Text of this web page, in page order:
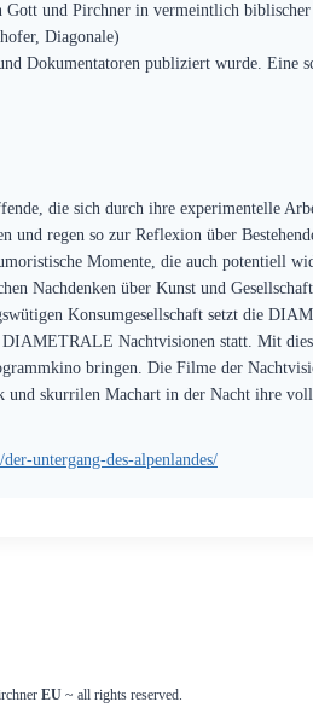
und Pirchner in vermeintlich
Diagonale)
Dokumentatoren publiziert wurde. Eine
die sich durch ihre experimentelle
regen so zur Reflexion über
Momente, die auch potentiell
Nachdenken über Kunst und
Konsumgesellschaft setzt die
Nachtvisionen statt. Mit
bringen. Die Filme der
und skurrilen Machart in der Nacht ihre
untergang-des-alpenlandes/
EU ~ all rights reserved.